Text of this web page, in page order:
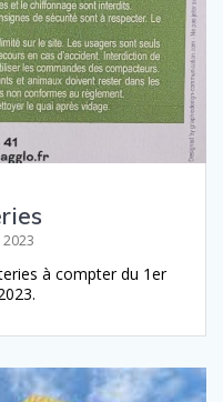
à compter du 1er